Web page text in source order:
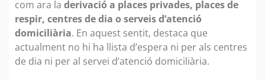
com ara la derivació a places privades, places de
respir, centres de dia o serveis d’atenció
domiciliària. En aquest sentit, destaca que
actualment no hi ha llista d’espera ni per als centres
de dia ni per al servei d’atenció domiciliària.